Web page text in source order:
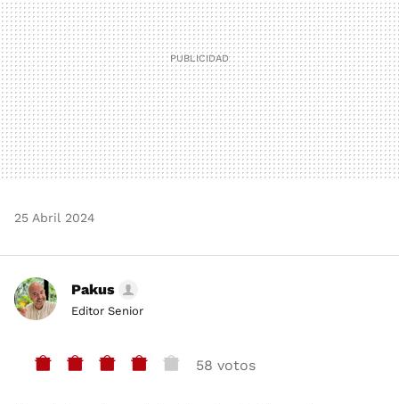
25 Abril 2024
Pakus
Editor Senior
58 votos